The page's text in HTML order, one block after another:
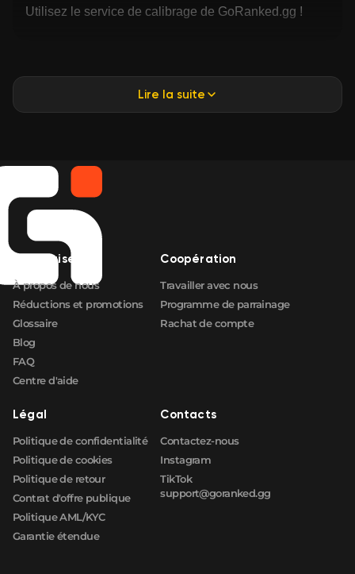
Utilisez le service de calibrage de GoRanked.gg !
Lire la suite
Entreprise
À propos de nous
Réductions et promotions
Glossaire
Blog
FAQ
Centre d'aide
Coopération
Travailler avec nous
Programme de parrainage
Rachat de compte
Légal
Politique de confidentialité
Politique de cookies
Politique de retour
Contrat d'offre publique
Politique AML/KYC
Garantie étendue
Contacts
Contactez-nous
Instagram
TikTok
support@goranked.gg